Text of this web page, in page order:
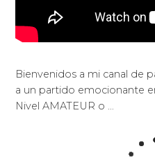
Bienvenidos a mi canal de
a un partido emocionante
Nivel AMATEUR o …